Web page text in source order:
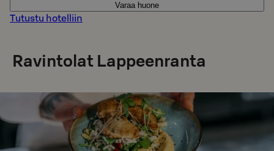
Varaa huone
Tutustu hotelliin
Ravintolat Lappeenranta